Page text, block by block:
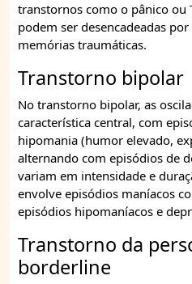
transtornos como o pânico ou
podem ser desencadeadas
memórias traumáticas.
Transtorno bipolar
No transtorno bipolar, as
característica central, com
hipomania (humor elevado,
alternando com episódios de
variam em intensidade e
envolve episódios maníacos
episódios hipomaníacos e
Transtorno da
borderline